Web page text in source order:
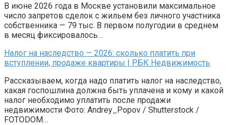
В июне 2026 года в Москве установили максимальное
число запретов сделок с жильем без личного участника
собственника — 79 тыс. В первом полугодии в среднем
в месяц фиксировалось…
Налог на наследство — 2026: сколько платить при
вступлении, продаже квартиры | РБК Недвижимость
Рассказываем, когда надо платить налог на наследство,
какая госпошлина должна быть уплачена и кому и какой
налог необходимо уплатить после продажи
недвижимости Фото: Andrey_Popov / Shutterstock /
FOTODOM…